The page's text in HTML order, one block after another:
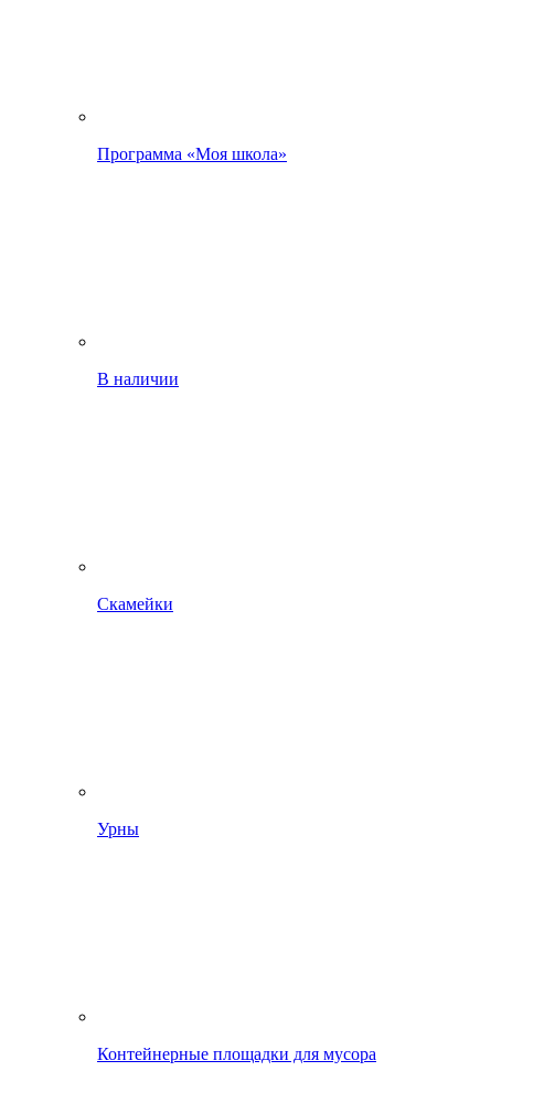
Программа «Моя школа»
В наличии
Скамейки
Урны
Контейнерные площадки для мусора